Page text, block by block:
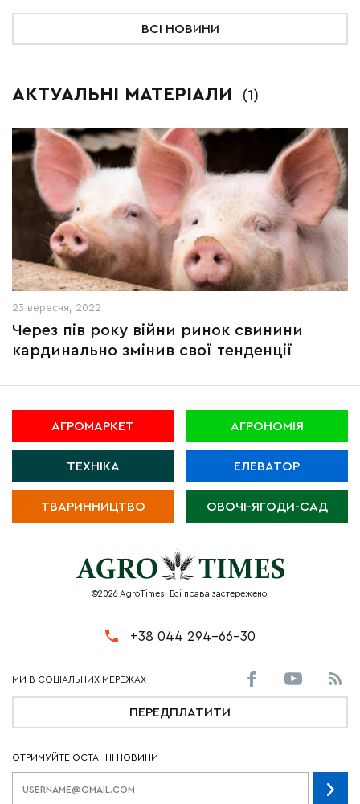
ВСІ НОВИНИ
АКТУАЛЬНІ МАТЕРІАЛИ (1)
23 вересня, 2022
Через пів року війни ринок свинини
кардинально змінив свої тенденції
АГРОМАРКЕТ АГРОНОМІЯ
ТЕХНІКА ЕЛЕВАТОР
ТВАРИННИЦТВО ОВОЧІ-ЯГОДИ-САД
©2026 AgroTimes. Всі права застережено.
+38 044 294-66-30
ПЕРЕДПЛАТИТИ
ОТРИМУЙТЕ ОСТАННІ НОВИНИ